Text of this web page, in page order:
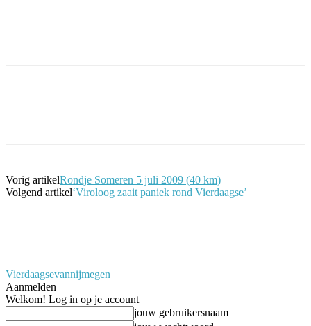
Vorig artikelRondje Someren 5 juli 2009 (40 km)
Volgend artikel‘Viroloog zaait paniek rond Vierdaagse’
Vierdaagsevannijmegen
Aanmelden
Welkom! Log in op je account
jouw gebruikersnaam